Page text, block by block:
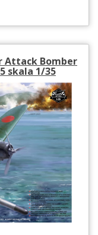
Attack Bomber
skala 1/35